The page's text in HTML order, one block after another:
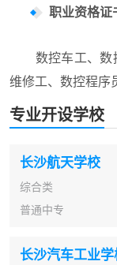
职业资格证
数控车工、数
维修工、数控程序
专业开设学校
长沙航天学校
综合类
普通中专
长沙汽车工业